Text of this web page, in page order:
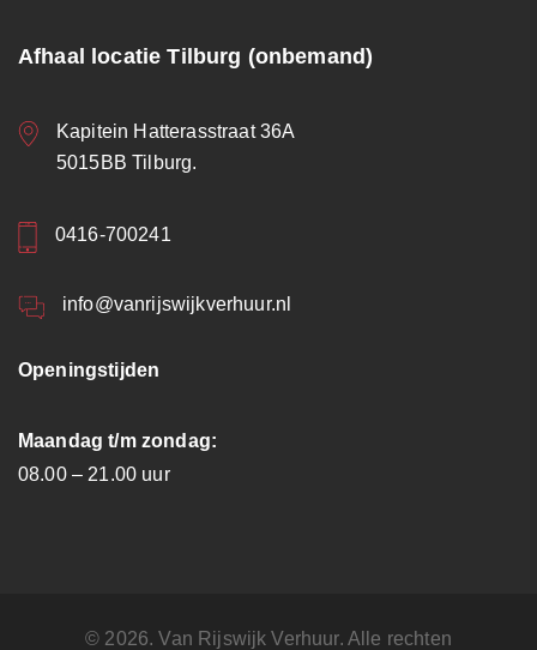
Afhaal locatie Tilburg (onbemand)
Kapitein Hatterasstraat 36A
5015BB Tilburg.
0416-700241
info@vanrijswijkverhuur.nl
Openingstijden
Maandag t/m zondag:
08.00 – 21.00 uur
© 2026. Van Rijswijk Verhuur. Alle rechten